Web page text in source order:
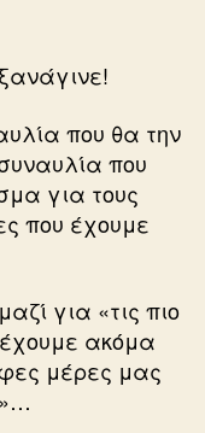
που θα την
που
για τους
που έχουμε
για «τις πιο
ακόμα
μέρες μας